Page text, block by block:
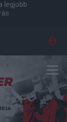
legjobb